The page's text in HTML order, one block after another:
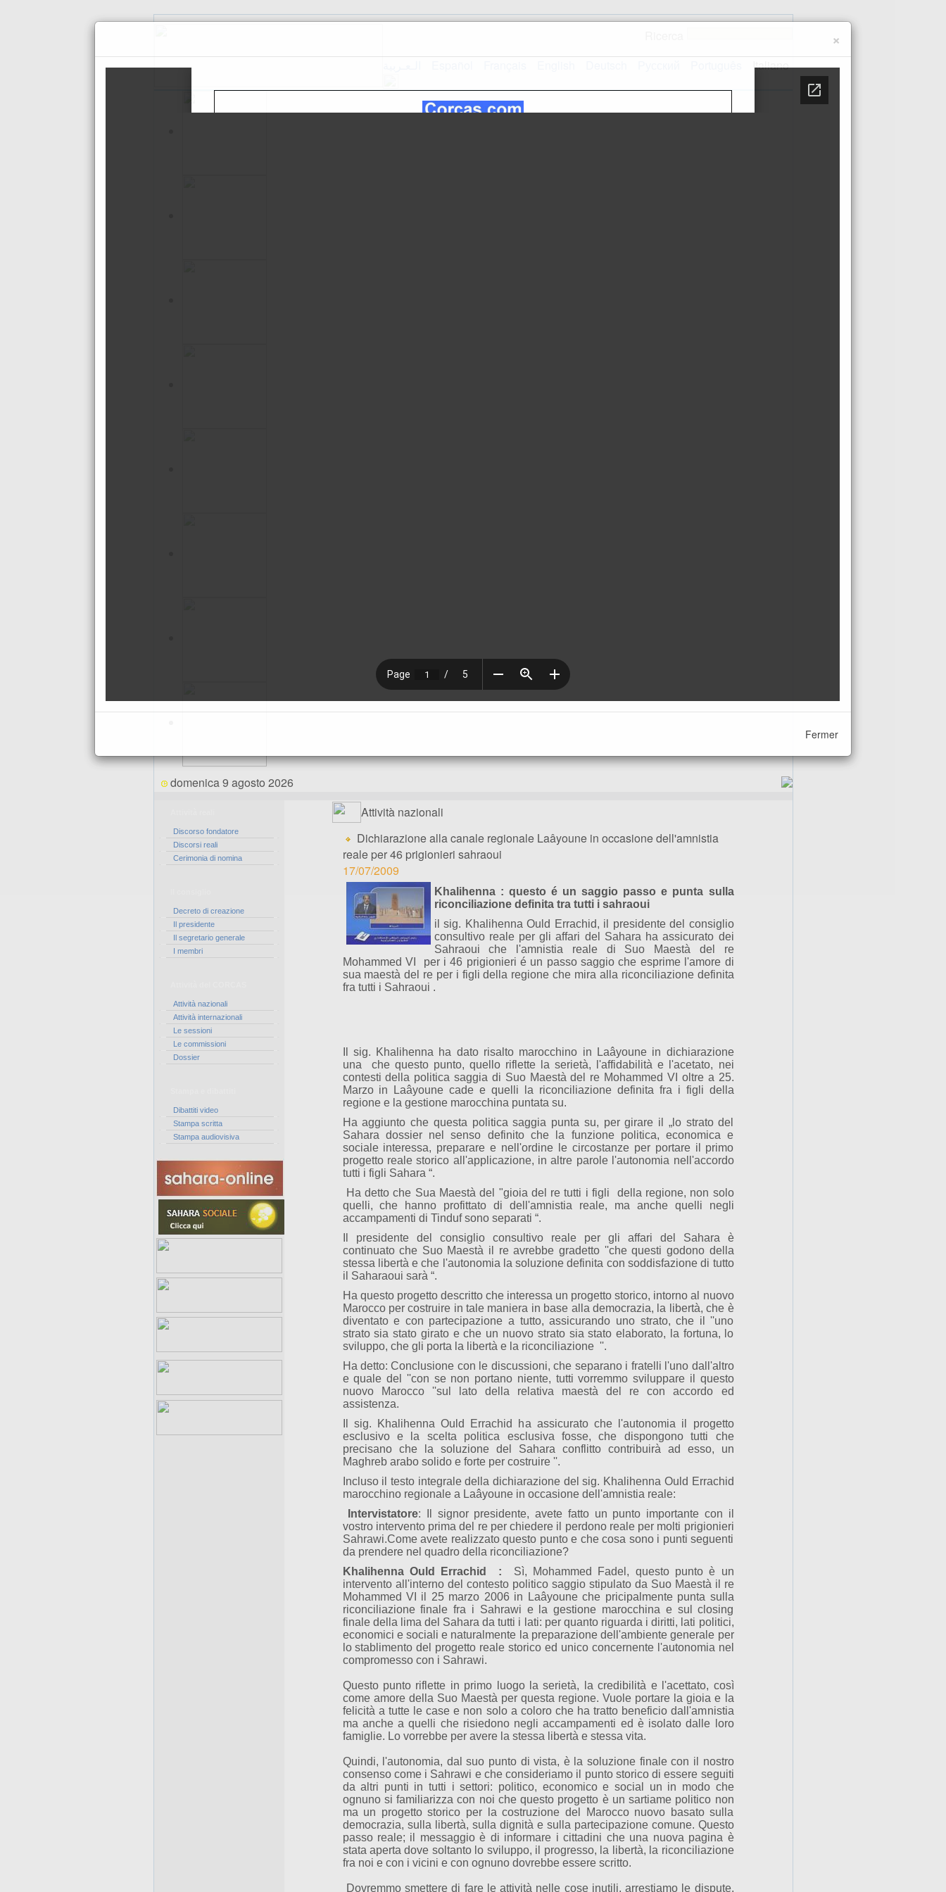
Italiano
domenica 9 agosto 2026
Discorso fondatore
Discorsi reali
Cerimonia di nomina
Decreto di creazione
Il presidente
Il segretario generale
I membri
Attività nazionali
Attività internazionali
Le sessioni
Le commissioni
Dossier
Dibattiti video
Stampa scritta
Stampa audiovisiva
Attività nazionali
Dichiarazione alla canale regionale Laâyoune in occasione dell'amnistia
reale per 46 prigionieri sahraoui
17/07/2009
Khalihenna : questo é un saggio passo e punta sulla
riconciliazione definita tra tutti i sahraoui
il sig. Khalihenna Ould Errachid, il presidente del consiglio
consultivo reale per gli affari del Sahara ha assicurato dei
Sahraoui che l'amnistia reale di Suo Maestà del re
Mohammed VI per i 46 prigionieri é un passo saggio che esprime l'amore di
sua maestà del re per i figli della regione che mira alla riconciliazione definita
fra tutti i Sahraoui .
Il sig. Khalihenna ha dato risalto marocchino in Laâyoune in dichiarazione
una che questo punto, quello riflette la serietà, l'affidabilità e l'acetato, nei
contesti della politica saggia di Suo Maestà del re Mohammed VI oltre a 25.
Marzo in Laâyoune cade e quelli la riconciliazione definita fra i figli della
regione e la gestione marocchina puntata su.
Ha aggiunto che questa politica saggia punta su, per girare il „lo strato del
Sahara dossier nel senso definito che la funzione politica, economica e
sociale interessa, preparare e nell'ordine le circostanze per portare il primo
progetto reale storico all'applicazione, in altre parole l'autonomia nell'accordo
tutti i figli Sahara “.
Ha detto che Sua Maestà del "gioia del re tutti i figli della regione, non solo
quelli, che hanno profittato di dell'amnistia reale, ma anche quelli negli
accampamenti di Tinduf sono separati “.
Il presidente del consiglio consultivo reale per gli affari del Sahara è
continuato che Suo Maestà il re avrebbe gradetto ''che questi godono della
stessa libertà e che l'autonomia la soluzione definita con soddisfazione di tutto
il Saharaoui sarà “.
Ha questo progetto descritto che interessa un progetto storico, intorno al nuovo
Marocco per costruire in tale maniera in base alla democrazia, la libertà, che è
diventato e con partecipazione a tutto, assicurando uno strato, che il ''uno
strato sia stato girato e che un nuovo strato sia stato elaborato, la fortuna, lo
sviluppo, che gli porta la libertà e la riconciliazione ''.
Ha detto: Conclusione con le discussioni, che separano i fratelli l'uno dall'altro
e quale del ''con se non portano niente, tutti vorremmo sviluppare il questo
nuovo Marocco ''sul lato della relativa maestà del re con accordo ed
assistenza.
Il sig. Khalihenna Ould Errachid ha assicurato che l'autonomia il progetto
esclusivo e la scelta politica esclusiva fosse, che dispongono tutti che
precisano che la soluzione del Sahara conflitto contribuirà ad esso, un
Maghreb arabo solido e forte per costruire ''.
Incluso il testo integrale della dichiarazione del sig. Khalihenna Ould Errachid
marocchino regionale a Laâyoune in occasione dell'amnistia reale:
Intervistatore: Il signor presidente, avete fatto un punto importante con il
vostro intervento prima del re per chiedere il perdono reale per molti prigionieri
Sahrawi.Come avete realizzato questo punto e che cosa sono i punti seguenti
da prendere nel quadro della riconciliazione?
Khalihenna Ould Errachid : Sì, Mohammed Fadel, questo punto è un
intervento all'interno del contesto politico saggio stipulato da Suo Maestà il re
Mohammed VI il 25 marzo 2006 in Laâyoune che pricipalmente punta sulla
riconciliazione finale fra i Sahrawi e la gestione marocchina e sul closing
finale della lima del Sahara da tutti i lati: per quanto riguarda i diritti, lati politici,
economici e sociali e naturalmente la preparazione dell'ambiente generale per
lo stablimento del progetto reale storico ed unico concernente l'autonomia nel
compromesso con i Sahrawi.
Questo punto riflette in primo luogo la serietà, la credibilità e l'acettato, così
come amore della Suo Maestà per questa regione.Vuole portare la gioia e la
felicità a tutte le case e non solo a coloro che ha tratto beneficio dall'amnistia
ma anche a quelli che risiedono negli accampamenti ed è isolato dalle loro
famiglie. Lo vorrebbe per avere la stessa libertà e stessa vita.
Quindi, l'autonomia, dal suo punto di vista, è la soluzione finale con il nostro
consenso come i Sahrawi e che consideriamo il punto storico di essere seguiti
da altri punti in tutti i settori: politico, economico e social un in modo che
ognuno si familiarizza con noi che questo progetto è un sartiame politico non
ma un progetto storico per la costruzione del Marocco nuovo basato sulla
democrazia, sulla libertà, sulla dignità e sulla partecipazione comune. Questo
passo reale; il messaggio è di informare i cittadini che una nuova pagina è
stata aperta dove soltanto lo sviluppo, il progresso, la libertà, la riconciliazione
fra noi e con i vicini e con ognuno dovrebbe essere scritto.
Dovremmo smettere di fare le attività nelle cose inutili, arrestiamo le dispute,
×
Fermer